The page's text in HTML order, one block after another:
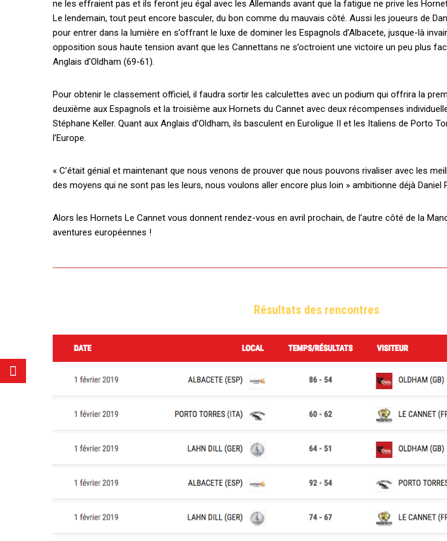
ne les effraient pas et ils feront jeu égal avec les Allemands avant que la fatigue ne prive les
Le lendemain, tout peut encore basculer, du bon comme du mauvais côté. Aussi les joueurs de
pour entrer dans la lumière en s’offrant le luxe de dominer les Espagnols d’Albacete, jusque-là
opposition sous haute tension avant que les Cannettans ne s’octroient une victoire un peu plus
Anglais d’Oldham (69-61).
Pour obtenir le classement officiel, il faudra sortir les calculettes avec un podium qui offrira la
deuxième aux Espagnols et la troisième aux Hornets du Cannet avec deux récompenses
Stéphane Keller. Quant aux Anglais d’Oldham, ils basculent en Euroligue II et les Italiens de Porto
l’Europe.
« C’était génial et maintenant que nous venons de prouver que nous pouvons rivaliser avec les
des moyens qui ne sont pas les leurs, nous voulons aller encore plus loin » ambitionne déjà Daniel
Alors les Hornets Le Cannet vous donnent rendez-vous en avril prochain, de l’autre côté de la
aventures européennes !
Résultats des rencontres